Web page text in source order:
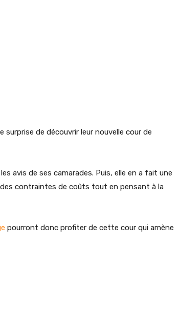
surprise de découvrir leur nouvelle cour de
avis de ses camarades. Puis, elle en a fait une
contraintes de coûts tout en pensant à la
pourront donc profiter de cette cour qui amène